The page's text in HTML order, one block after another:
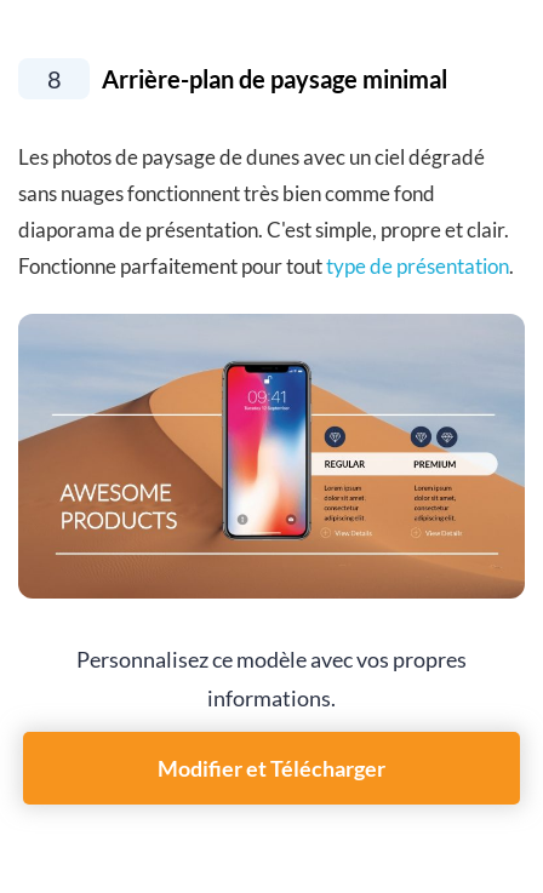
8 Arrière-plan de paysage minimal
Les photos de paysage de dunes avec un ciel dégradé
sans nuages ​​fonctionnent très bien comme fond
diaporama de présentation. C'est simple, propre et clair.
Fonctionne parfaitement pour touttype de présentation.
Personnalisez ce modèle avec vos propres
informations.
Modifier et Télécharger